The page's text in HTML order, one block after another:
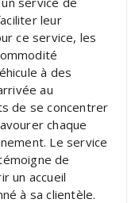
leur
ce service, les
à des
au
de se concentrer
chaque
Le service
de
un accueil
à sa clientèle.